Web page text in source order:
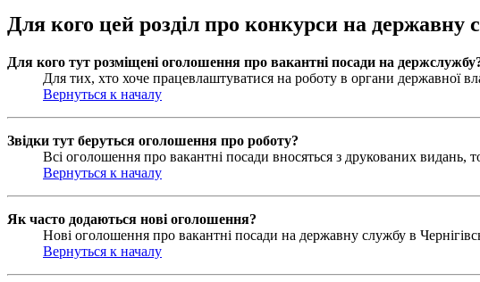
Для кого цей розділ про конкурси на державну
Для кого тут розміщені оголошення про вакантні посади на
Для тих, хто хоче працевлаштуватися на роботу в органи державної
Вернуться к началу
Звідки тут беруться оголошення про роботу?
Всі оголошення про вакантні посади вносяться з друкованих видань,
Вернуться к началу
Як часто додаються нові оголошення?
Нові оголошення про вакантні посади на державну службу в
Вернуться к началу